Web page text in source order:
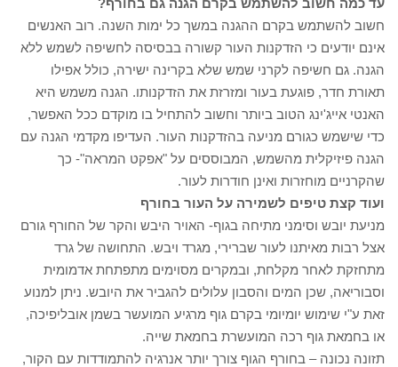
עד כמה חשוב להשתמש בקרם הגנה גם בחורף?
חשוב להשתמש בקרם ההגנה במשך כל ימות השנה. רוב האנשים
אינם יודעים כי הזדקנות העור קשורה בבסיסה לחשיפה לשמש ללא
הגנה. גם חשיפה לקרני שמש שלא בקרינה ישירה, כולל אפילו
תאורת חדר, פוגעת בעור ומזרזת את הזדקנותו. הגנה משמש היא
האנטי אייג'ינג הטוב ביותר וחשוב להתחיל בו מוקדם ככל האפשר,
כדי שישמש כגורם מניעה בהזדקנות העור. העדיפו מקדמי הגנה עם
הגנה פיזיקלית מהשמש, המבוססים על "אפקט המראה"- כך
שהקרניים מוחזרות ואינן חודרות לעור.
ועוד קצת טיפים לשמירה על העור בחורף
מניעת יובש וסימני מתיחה בגוף- האויר היבש והקר של החורף גורם
אצל רבות מאיתנו לעור שברירי, מגרד ויבש. התחושה של גרד
מתחזקת לאחר מקלחת, ובמקרים מסוימים מתפתחת אדמומית
וסבוריאה, שכן המים והסבון עלולים להגביר את היובש. ניתן למנוע
זאת ע"י שימוש יומיומי בקרם גוף מרגיע המועשר בשמן אובליפיכה,
או בחמאת גוף רכה המועשרת בחמאת שייה.
תזונה נכונה – בחורף הגוף צורך יותר אנרגיה להתמודדות עם הקור,